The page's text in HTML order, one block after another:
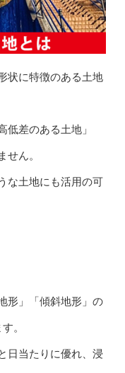
状に特徴のある土地
低差のある土地」
せん。
な土地にも活用の可
形」「傾斜地形」の
。
日当たりに優れ、浸